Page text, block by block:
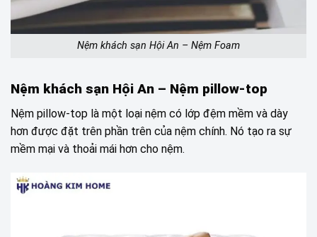
Nệm khách sạn Hội An – Nệm Foam
Nệm khách sạn Hội An – Nệm pillow-top
Nệm pillow-top là một loại nệm có lớp đệm mềm và dày
hơn được đặt trên phần trên của nệm chính. Nó tạo ra sự
mềm mại và thoải mái hơn cho nệm.